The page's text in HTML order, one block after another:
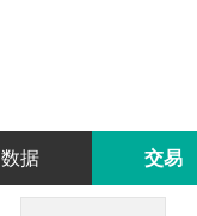
数据 交易